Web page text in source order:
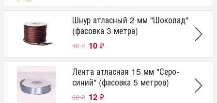
Шнур атласный 2 мм "Шоколад"
(фасовка 3 метра)
48₽ 10 ₽
Лента атласная 15 мм "Серо-
синий" (фасовка 5 метров)
60₽ 12 ₽